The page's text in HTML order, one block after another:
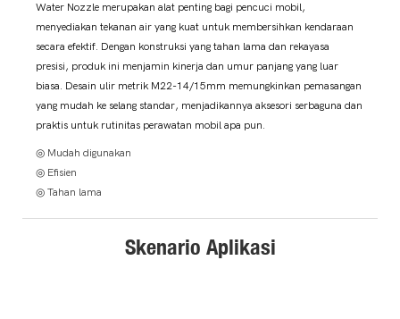
Water Nozzle merupakan alat penting bagi pencuci mobil,
menyediakan tekanan air yang kuat untuk membersihkan kendaraan
secara efektif. Dengan konstruksi yang tahan lama dan rekayasa
presisi, produk ini menjamin kinerja dan umur panjang yang luar
biasa. Desain ulir metrik M22-14/15mm memungkinkan pemasangan
yang mudah ke selang standar, menjadikannya aksesori serbaguna dan
praktis untuk rutinitas perawatan mobil apa pun.
◎ Mudah digunakan
◎ Efisien
◎ Tahan lama
Skenario Aplikasi